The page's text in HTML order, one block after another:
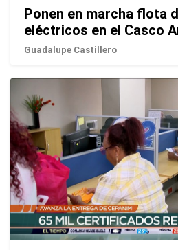
Ponen en marcha flota
eléctricos en el Casco
Guadalupe Castillero